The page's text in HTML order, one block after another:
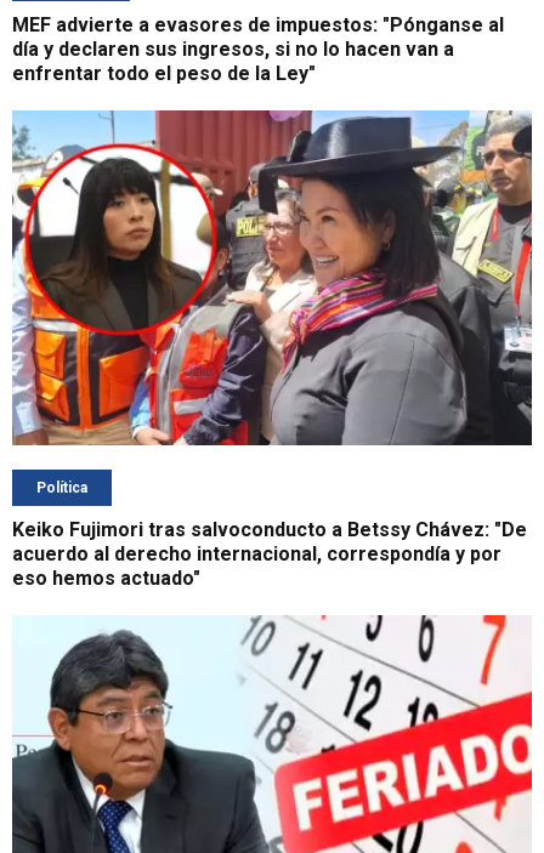
MEF advierte a evasores de impuestos: "Pónganse al
día y declaren sus ingresos, si no lo hacen van a
enfrentar todo el peso de la Ley"
Política
Keiko Fujimori tras salvoconducto a Betssy Chávez: "De
acuerdo al derecho internacional, correspondía y por
eso hemos actuado"